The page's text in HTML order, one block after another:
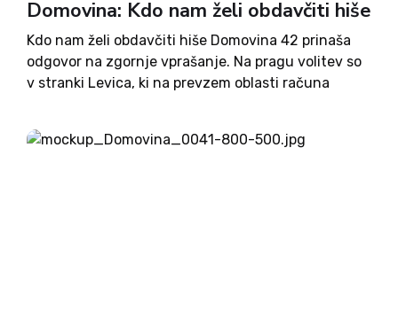
Domovina: Kdo nam želi obdavčiti hiše
Kdo nam želi obdavčiti hiše Domovina 42 prinaša
odgovor na zgornje vprašanje. Na pragu volitev so
v stranki Levica, ki na prevzem oblasti računa
Goloba, pripravili nov zakon, ki bi po žepu udaril...